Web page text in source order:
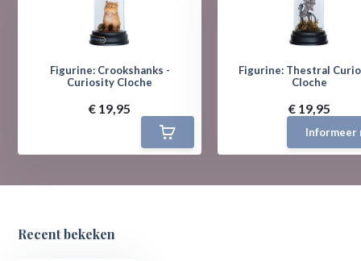
Figurine: Crookshanks -
Curiosity Cloche
€ 19,95
Figurine: Thestral
Cloche
€ 19,95
Informeer
Recent bekeken